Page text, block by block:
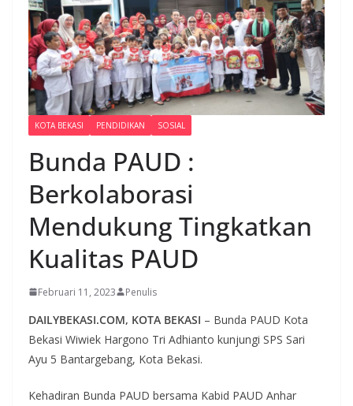
KOTA BEKASI PENDIDIKAN SOSIAL
Bunda PAUD :
Berkolaborasi
Mendukung Tingkatkan
Kualitas PAUD
Februari 11, 2023 Penulis
DAILYBEKASI.COM, KOTA BEKASI – Bunda PAUD Kota
Bekasi Wiwiek Hargono Tri Adhianto kunjungi SPS Sari
Ayu 5 Bantargebang, Kota Bekasi.
Kehadiran Bunda PAUD bersama Kabid PAUD Anhar